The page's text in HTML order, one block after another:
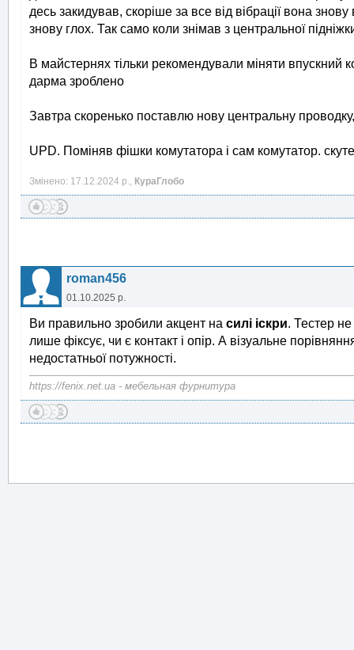
десь закидував, скоріше за все від вібрації вона
знову глох. Так само коли знімав з центральної
В майстернях тільки рекомендували міняти
дарма зроблено
Завтра скоренько поставлю нову центральну
UPD. Поміняв фішки комутатора і сам комутатор.
Змінено: 17.12.2024 р., КураГлобо
roman456
01.10.2025 р.
Ви правильно зробили акцент на силі іскри. Тестер
лише фіксує, чи є контакт і опір. А візуальне
недостатньої потужності.
https://fenix.net.ua - мебельная фурнитура